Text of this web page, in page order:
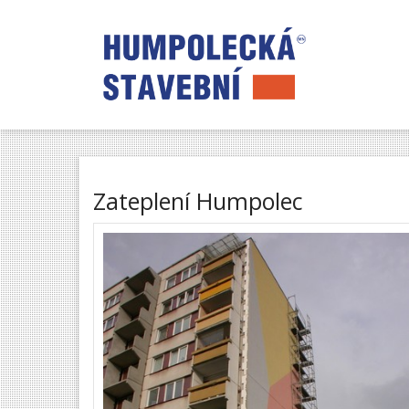
Zateplení Humpolec